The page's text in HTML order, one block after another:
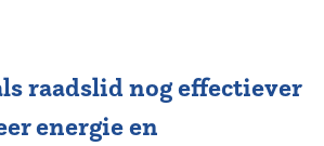
raadslid nog effectiever
energie en